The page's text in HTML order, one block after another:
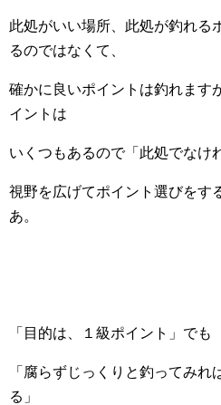
此処がいい場所、此処が釣れる
るのではなくて、
確かに良いポイントは釣れます
イントは
いくつもあるので「此処でなけ
視野を広げてポイント選びをす
あ。
「目的は、１級ポイント」でも
「腐らずじっくりと釣ってみれ
る」